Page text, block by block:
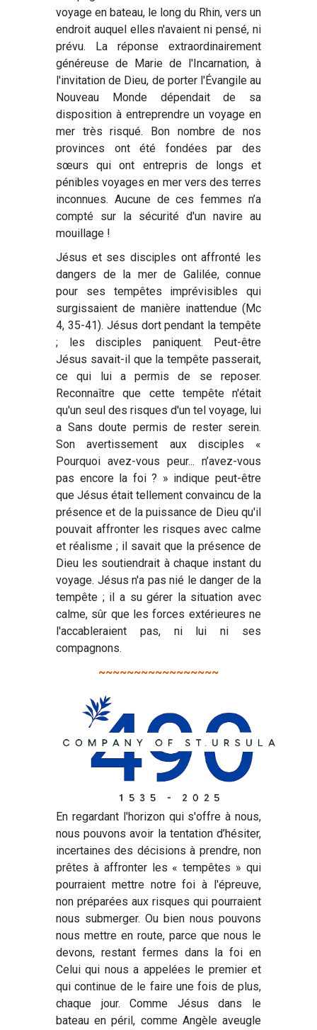
voyage en bateau, le long du Rhin, vers un
endroit auquel elles n'avaient ni pensé, ni
prévu. La réponse extraordinairement
généreuse de Marie de l'Incarnation, à
l'invitation de Dieu, de porter l'Évangile au
Nouveau Monde dépendait de sa
disposition à entreprendre un voyage en
mer très risqué. Bon nombre de nos
provinces ont été fondées par des
sœurs qui ont entrepris de longs et
pénibles voyages en mer vers des terres
inconnues. Aucune de ces femmes n’a
compté sur la sécurité d'un navire au
mouillage !
Jésus et ses disciples ont affronté les
dangers de la mer de Galilée, connue
pour ses tempêtes imprévisibles qui
surgissaient de manière inattendue (Mc
4, 35-41). Jésus dort pendant la tempête
; les disciples paniquent. Peut-être
Jésus savait-il que la tempête passerait,
ce qui lui a permis de se reposer.
Reconnaître que cette tempête n'était
qu'un seul des risques d'un tel voyage, lui
a Sans doute permis de rester serein.
Son avertissement aux disciples «
Pourquoi avez-vous peur... n’avez-vous
pas encore la foi ? » indique peut-être
que Jésus était tellement convaincu de la
présence et de la puissance de Dieu qu'il
pouvait affronter les risques avec calme
et réalisme ; il savait que la présence de
Dieu les soutiendrait à chaque instant du
voyage. Jésus n'a pas nié le danger de la
tempête ; il a su gérer la situation avec
calme, sûr que les forces extérieures ne
l'accableraient pas, ni lui ni ses
compagnons.
~~~~~~~~~~~~~~~~~
En regardant l'horizon qui s'offre à nous,
nous pouvons avoir la tentation d’hésiter,
incertaines des décisions à prendre, non
prêtes à affronter les « tempêtes » qui
pourraient mettre notre foi à l'épreuve,
non préparées aux risques qui pourraient
nous submerger. Ou bien nous pouvons
nous mettre en route, parce que nous le
devons, restant fermes dans la foi en
Celui qui nous a appelées le premier et
qui continue de le faire une fois de plus,
chaque jour. Comme Jésus dans le
bateau en péril, comme Angèle aveugle